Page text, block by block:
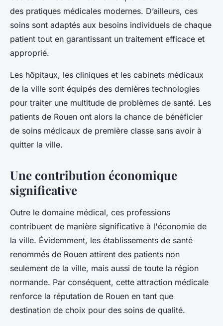
des pratiques médicales modernes. D’ailleurs, ces
soins sont adaptés aux besoins individuels de chaque
patient tout en garantissant un traitement efficace et
approprié.
Les hôpitaux, les cliniques et les cabinets médicaux
de la ville sont équipés des dernières technologies
pour traiter une multitude de problèmes de santé. Les
patients de Rouen ont alors la chance de bénéficier
de soins médicaux de première classe sans avoir à
quitter la ville.
Une contribution économique
significative
Outre le domaine médical, ces professions
contribuent de manière significative à l'économie de
la ville. Évidemment, les établissements de santé
renommés de Rouen attirent des patients non
seulement de la ville, mais aussi de toute la région
normande. Par conséquent, cette attraction médicale
renforce la réputation de Rouen en tant que
destination de choix pour des soins de qualité.